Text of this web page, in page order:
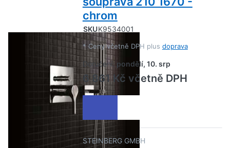
chrom
SKUK9534001
* Ceny včetně DPH plus doprava
Doručení: pondělí, 10. srp
6 861 Kč včetně DPH
STEINBERG GMBH